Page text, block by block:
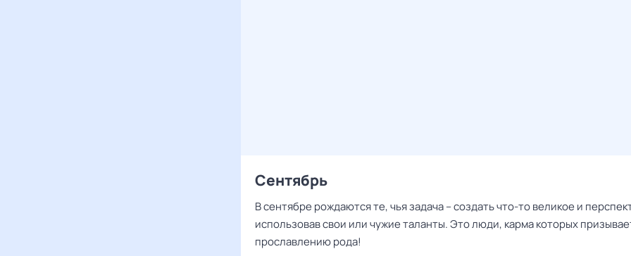
Сентябрь
В сентябре рождаются те, чья задача – создать что-то великое и
использовав свои или чужие таланты. Это люди, карма которых
прославлению рода!